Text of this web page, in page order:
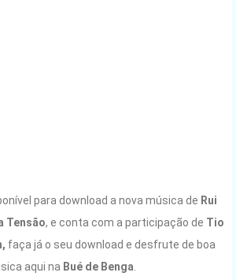
para download a nova música de Rui
Tensão, e conta com a participação de Tio
, faça já o seu download e desfrute de boa
aqui na Bué de Benga